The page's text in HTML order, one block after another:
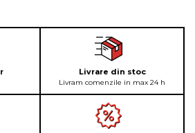
Livrare din stoc
Livram comenzile in max 24 h